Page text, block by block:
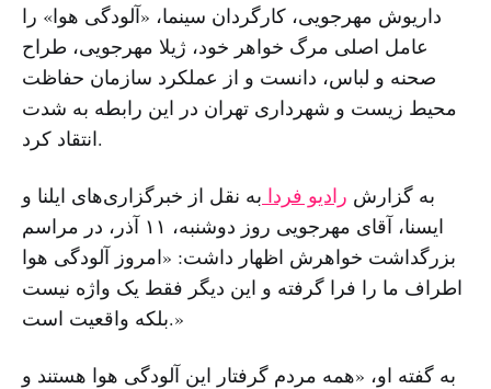
داریوش مهرجویی، کارگردان سینما، «آلودگی هوا» را
عامل اصلی مرگ خواهر خود، ژیلا مهرجویی، طراح
صحنه و لباس، دانست و از عملکرد سازمان حفاظت
محیط زیست و شهرداری تهران در این رابطه به شدت
انتقاد کرد.
به گزارش رادیو فردا به نقل از خبرگزاری‌های ایلنا و
ایسنا، آقای مهرجویی روز دوشنبه، ۱۱ آذر، در مراسم
بزرگداشت خواهرش اظهار داشت: «امروز آلودگی هوا
اطراف ما را فرا گرفته و این دیگر فقط یک واژه نیست
بلکه واقعیت است.»
به گفته او، «همه مردم گرفتار این آلودگی هوا هستند و